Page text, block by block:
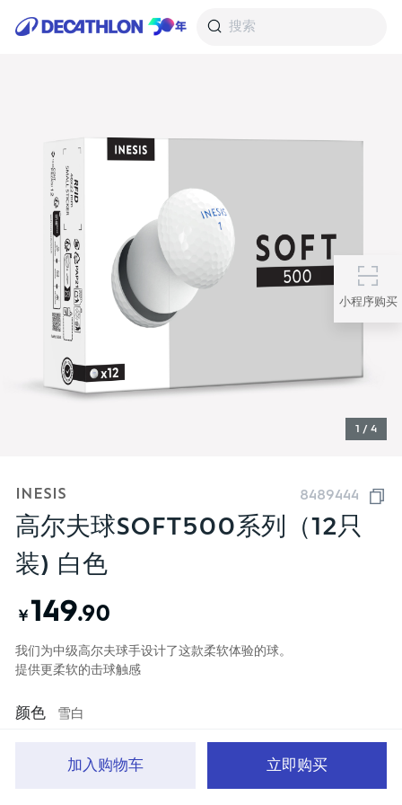
搜索
小程序购买
1 / 4
INESIS 8489444
高尔夫球SOFT500系列（12只
装) 白色
￥ 149.90
我们为中级高尔夫球手设计了这款柔软体验的球。
提供更柔软的击球触感
颜色 雪白
加入购物车 立即购买